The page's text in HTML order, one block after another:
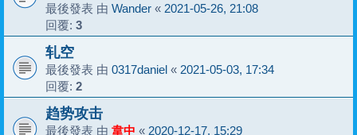
最後發表 由 Wander « 2021-05-26, 21:08
回覆: 3
轧空
最後發表 由 0317daniel « 2021-05-03, 17:34
回覆: 2
趋势攻击
最後發表 由 韋中 « 2020-12-17, 15:29